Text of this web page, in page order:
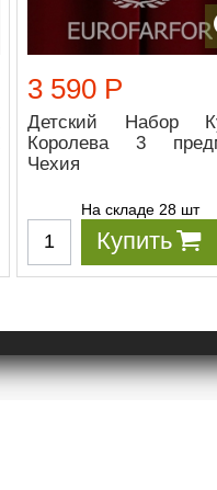
3 590 Р
Детский Набор
Королева 3
Чехия
На складе 28 шт
Купить